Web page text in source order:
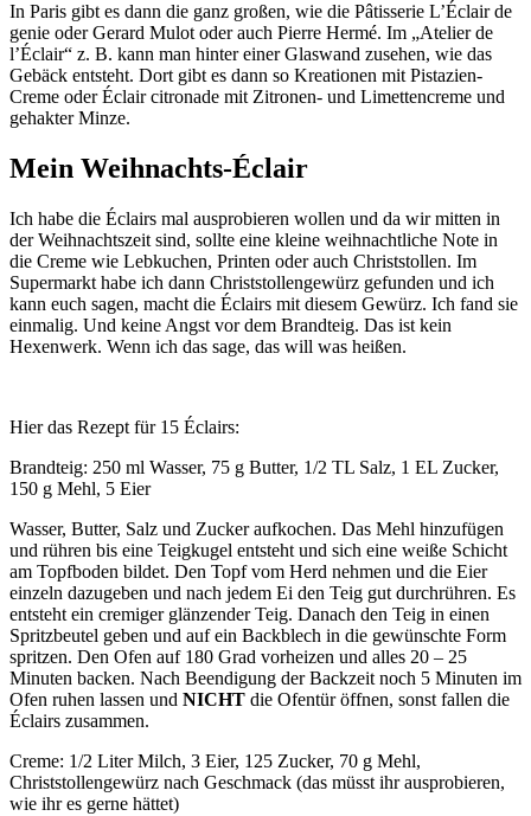
In Paris gibt es dann die ganz großen, wie die Pâtisserie L’Éclair de
genie oder Gerard Mulot oder auch Pierre Hermé. Im „Atelier de
l’Éclair“ z. B. kann man hinter einer Glaswand zusehen, wie das
Gebäck entsteht. Dort gibt es dann so Kreationen mit Pistazien-
Creme oder Éclair citronade mit Zitronen- und Limettencreme und
gehakter Minze.
Mein Weihnachts-Éclair
Ich habe die Éclairs mal ausprobieren wollen und da wir mitten in
der Weihnachtszeit sind, sollte eine kleine weihnachtliche Note in
die Creme wie Lebkuchen, Printen oder auch Christstollen. Im
Supermarkt habe ich dann Christstollengewürz gefunden und ich
kann euch sagen, macht die Éclairs mit diesem Gewürz. Ich fand sie
einmalig. Und keine Angst vor dem Brandteig. Das ist kein
Hexenwerk. Wenn ich das sage, das will was heißen.
Hier das Rezept für 15 Éclairs:
Brandteig: 250 ml Wasser, 75 g Butter, 1/2 TL Salz, 1 EL Zucker,
150 g Mehl, 5 Eier
Wasser, Butter, Salz und Zucker aufkochen. Das Mehl hinzufügen
und rühren bis eine Teigkugel entsteht und sich eine weiße Schicht
am Topfboden bildet. Den Topf vom Herd nehmen und die Eier
einzeln dazugeben und nach jedem Ei den Teig gut durchrühren. Es
entsteht ein cremiger glänzender Teig. Danach den Teig in einen
Spritzbeutel geben und auf ein Backblech in die gewünschte Form
spritzen. Den Ofen auf 180 Grad vorheizen und alles 20 – 25
Minuten backen. Nach Beendigung der Backzeit noch 5 Minuten im
Ofen ruhen lassen und NICHT die Ofentür öffnen, sonst fallen die
Éclairs zusammen.
Creme: 1/2 Liter Milch, 3 Eier, 125 Zucker, 70 g Mehl,
Christstollengewürz nach Geschmack (das müsst ihr ausprobieren,
wie ihr es gerne hättet)